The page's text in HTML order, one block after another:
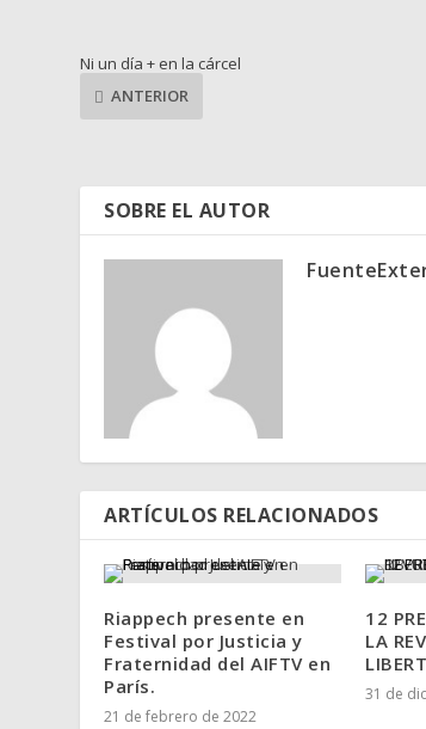
Ni un día + en la cárcel
ANTERIOR
SOBRE EL AUTOR
ARTÍCULOS RELACIONADOS
Riappech presente en
Festival por Justicia y
Fraternidad del AIFTV en
París.
21 de febrero de 2022
12
LA
31 de